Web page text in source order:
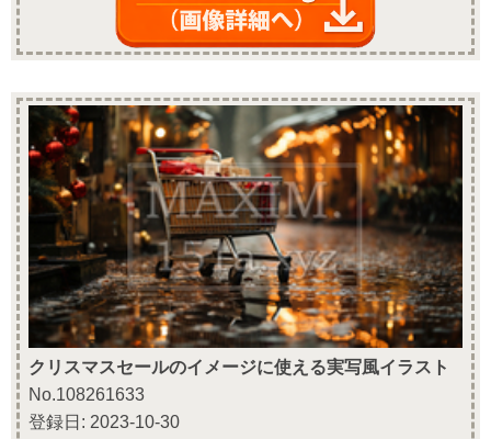
クリスマスセールのイメージに使える実写風イラスト
No.108261633
登録日: 2023-10-30